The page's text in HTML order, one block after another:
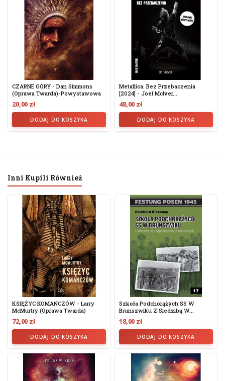
CZARNE GÓRY - Dan Simmons
(Oprawa Twarda)-Powystawowa
20,00 zł
DODAJ DO KOSZYKA
Metallica. Bez Przebaczenia
[2024] - Joel McIver...
48,00 zł
DODAJ DO KOSZYKA
Inni Kupili Również
KSIĘŻYC KOMANCZÓW - Larry
McMurtry (oprawa Twarda)
72,00 zł
DODAJ DO KOSZYKA
Szkoła Podchorążych SS W
Brunszwiku Z Siedzibą W...
18,00 zł
DODAJ DO KOSZYKA